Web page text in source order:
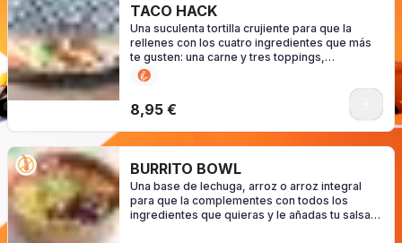
TACO HACK
Una suculenta tortilla crujiente para que la
rellenes con los cuatro ingredientes que más
te gusten: una carne y tres toppings,
aderezados con tu sal. (consulte los alérgenos
según su configuración)
8,95 €
BURRITO BOWL
Una base de lechuga, arroz o arroz integral
para que la complementes con todos los
ingredientes que quieras y le añadas tu salsa